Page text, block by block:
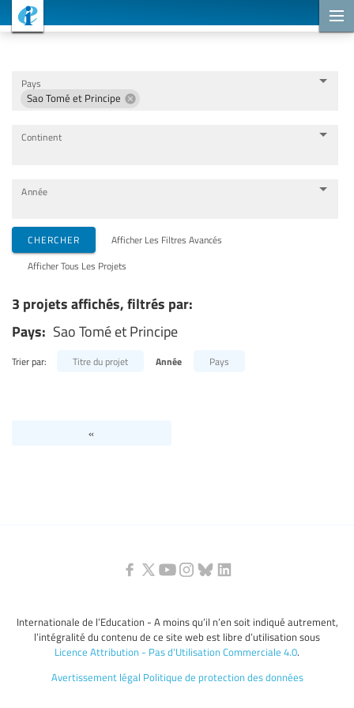
Pays
Sao Tomé et Principe
Continent
Année
Organisations de mise en œuvre
Thèmes
CHERCHER Afficher Les Filtres Avancés
Afficher Tous Les Projets
3 projets affichés, filtrés par:
Pays: Sao Tomé et Principe
Trier par: Titre du projet Année Pays
«
Internationale de l’Education - A moins qu’il n’en soit indiqué autrement,
l’intégralité du contenu de ce site web est libre d’utilisation sous
Licence Attribution - Pas d’Utilisation Commerciale 4.0.
Avertissement légal Politique de protection des données